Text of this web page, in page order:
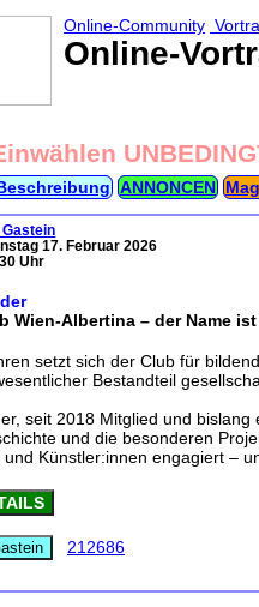
Online-Community
Online-
ANNONCEN
Gastein
17. Februar 2026
Uhr
Wien-Albertina – der Name
setzt sich der Club für
Bestandteil
seit 2018 Mitglied und
und die besonderen
Künstler:innen engagiert –
212686